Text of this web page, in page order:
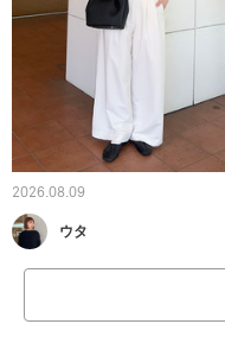
2026.08.09
ウタ